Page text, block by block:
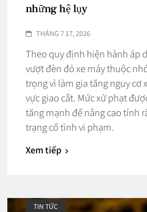
những hệ lụy
THÁNG 7 17, 2026
Theo quy định hiện hành áp
vượt đèn đỏ xe máy thuộc
trọng vì làm gia tăng nguy cơ
vực giao cắt. Mức xử phạt
tăng mạnh để nâng cao tính
trạng cố tình vi phạm.
Xem tiếp
TIN TỨC